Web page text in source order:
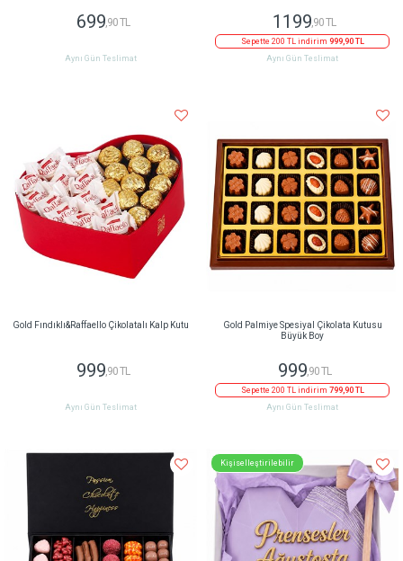
699,90 TL
Aynı Gün Teslimat
1199,90 TL
Sepette 200 TL indirim 999,90 TL
Aynı Gün Teslimat
Gold Fındıklı&Raffaello Çikolatalı Kalp Kutu
999,90 TL
Aynı Gün Teslimat
Gold Palmiye Spesiyal Çikolata Kutusu
Büyük Boy
999,90 TL
Sepette 200 TL indirim 799,90 TL
Aynı Gün Teslimat
Kişiselleştirilebilir